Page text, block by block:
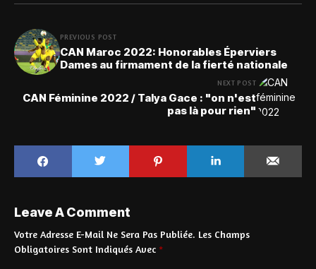
PREVIOUS POST
CAN Maroc 2022: Honorables Éperviers
Dames au firmament de la fierté nationale
NEXT POST
CAN Féminine 2022 / Talya Gace : "on n'est
pas là pour rien"
Leave A Comment
Votre Adresse E-Mail Ne Sera Pas Publiée. Les Champs
Obligatoires Sont Indiqués Avec *